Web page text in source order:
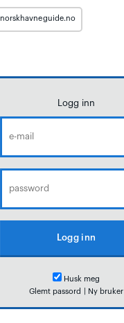
norskhavneguide.no
Logg inn
Husk meg
Glemt passord
Ny bruker